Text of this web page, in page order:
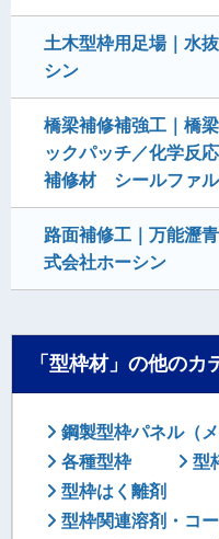
土木型枠用足場｜水
シン
橋梁補修補強工｜橋
ックパッチ／化学反
補修材 シールファ
路面補修工｜万能瀝
式会社ホーシン
「型枠材」の他のカ
鋼製型枠パネル（
各種型枠
型
型枠はく離剤
型枠関連溶剤・コ